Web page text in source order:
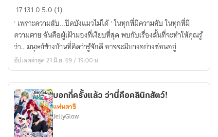
A
Case
Flies
แฟ้ม
คดี
แมว
เหมียว
1713105.0 (1)
' เพราะความลับ...ปิดบังแมวไม่ได้ ' ในทุกที่มีความลับ ในทุกที่มี
ความตาย ฉันคือผู้เฝ้ามองที่เงียบที่สุด พบกับเรื่องสั้นที่จะทำให้คุณรู้
ว่า.. มนุษย์ข้างบ้านที่คิดว่ารู้จักดี อาจจะมีบางอย่างซ่อนอยู่
อัปเดตล่าสุด 21 มิ.ย. 69 / 19:00 น.
บอกกี่ครั้งแล้ว ว่านี่คือคลินิกสัตว์!
แฟนตาซี
JellyGlow